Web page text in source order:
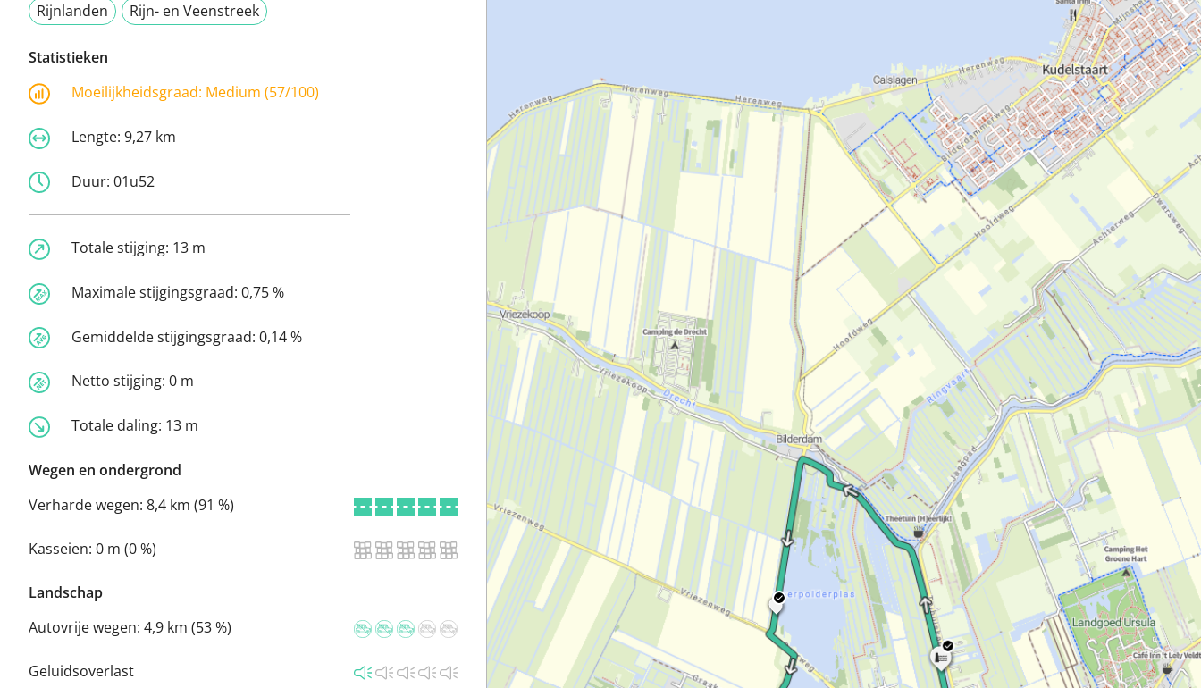
Rijnlanden
Rijn- en Veenstreek
Statistieken
Moeilijkheidsgraad: Medium (57/100)
Lengte: 9,27 km
Duur: 01u52
Totale stijging: 13 m
Maximale stijgingsgraad: 0,75 %
Gemiddelde stijgingsgraad: 0,14 %
Netto stijging: 0 m
Totale daling: 13 m
Wegen en ondergrond
Verharde wegen: 8,4 km (91 %)
Kasseien: 0 m (0 %)
Landschap
Autovrije wegen: 4,9 km (53 %)
Geluidsoverlast